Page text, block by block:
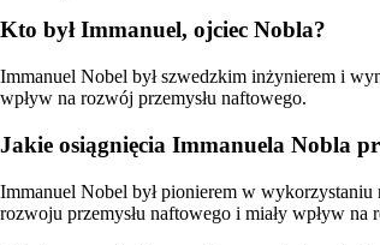
Kto był Immanuel, ojciec Nobla?
Immanuel Nobel był szwedzkim inżynierem i
wpływ na rozwój przemysłu naftowego.
Jakie osiągnięcia Immanuela Nobla
Immanuel Nobel był pionierem w
rozwoju przemysłu naftowego i miały wpływ na